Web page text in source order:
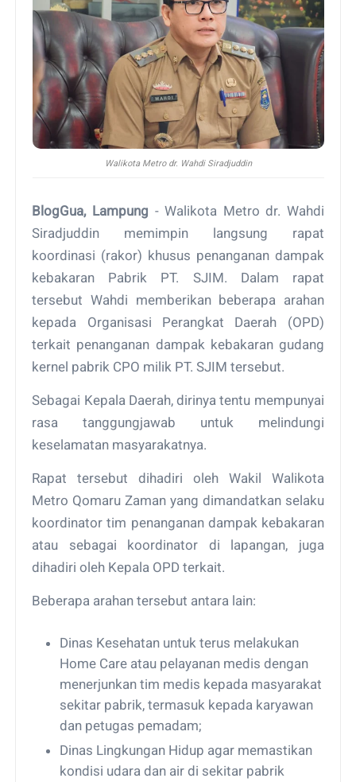
Walikota Metro dr. Wahdi Siradjuddin
BlogGua, Lampung - Walikota Metro dr. Wahdi
Siradjuddin memimpin langsung rapat
koordinasi (rakor) khusus penanganan dampak
kebakaran Pabrik PT. SJIM. Dalam rapat
tersebut Wahdi memberikan beberapa arahan
kepada Organisasi Perangkat Daerah (OPD)
terkait penanganan dampak kebakaran gudang
kernel pabrik CPO milik PT. SJIM tersebut.
Sebagai Kepala Daerah, dirinya tentu mempunyai
rasa tanggungjawab untuk melindungi
keselamatan masyarakatnya.
Rapat tersebut dihadiri oleh Wakil Walikota
Metro Qomaru Zaman yang dimandatkan selaku
koordinator tim penanganan dampak kebakaran
atau sebagai koordinator di lapangan, juga
dihadiri oleh Kepala OPD terkait.
Beberapa arahan tersebut antara lain:
Dinas Kesehatan untuk terus melakukan
Home Care atau pelayanan medis dengan
menerjunkan tim medis kepada masyarakat
sekitar pabrik, termasuk kepada karyawan
dan petugas pemadam;
Dinas Lingkungan Hidup agar memastikan
kondisi udara dan air di sekitar pabrik